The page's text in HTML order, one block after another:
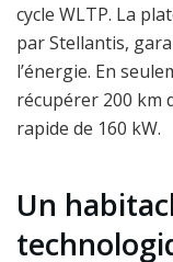
cycle WLTP. La
par Stellantis,
l’énergie. En
récupérer 200 km
rapide de 160 kW.
Un